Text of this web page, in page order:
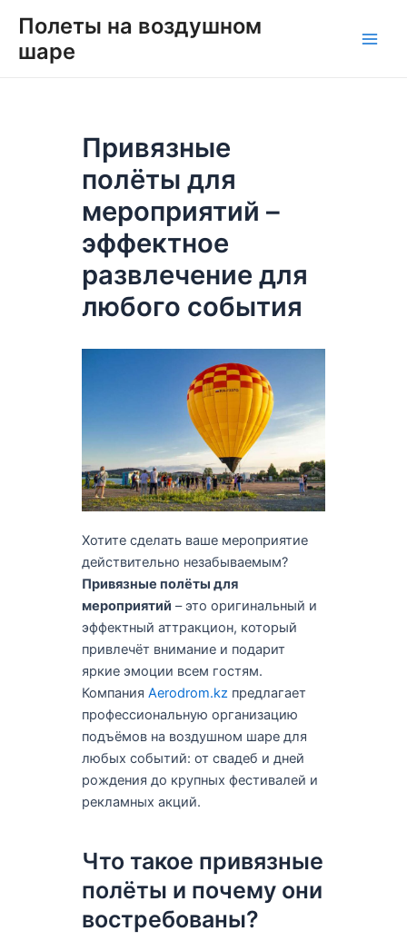
содержимому
Полеты на воздушном
шаре
Привязные
полёты для
мероприятий –
эффектное
развлечение для
любого события
Хотите сделать ваше мероприятие
действительно незабываемым?
Привязные полёты для
мероприятий – это оригинальный и
эффектный аттракцион, который
привлечёт внимание и подарит
яркие эмоции всем гостям.
Компания Aerodrom.kzпредлагает
профессиональную организацию
подъёмов на воздушном шаре для
любых событий: от свадеб и дней
рождения до крупных фестивалей и
рекламных акций.
Что такое привязные
полёты и почему они
востребованы?
по
записям